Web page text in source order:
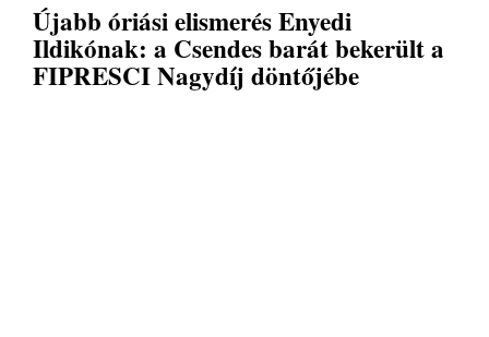
Újabb óriási elismerés Enyedi
Ildikónak: a Csendes barát bekerült a
FIPRESCI Nagydíj döntőjébe